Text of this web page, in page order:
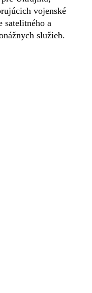
vojenské
satelitného a
služieb.